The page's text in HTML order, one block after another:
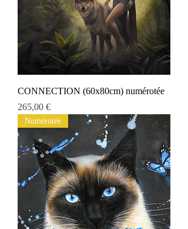
CONNECTION (60x80cm) numérotée
Preis
265,00 €
Numérotée